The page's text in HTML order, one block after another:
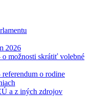
2026
o možnosti skrátiť volebné
o rodine
a z iných zdrojov